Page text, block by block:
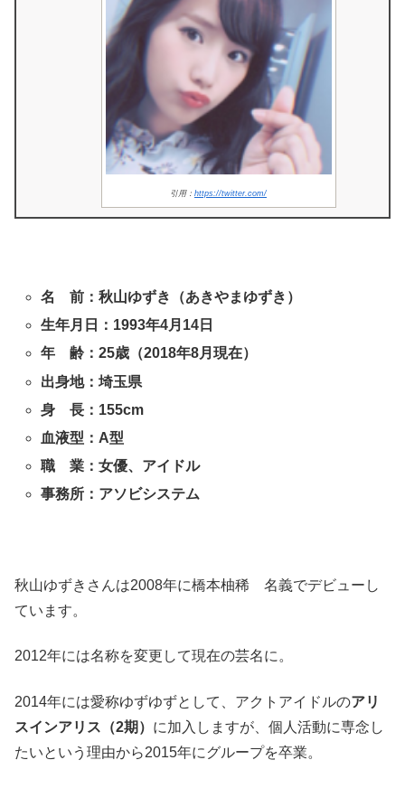
引用： https://twitter.com/
名 前：秋山ゆずき（あきやまゆずき）
生年月日：1993年4月14日
年 齢：25歳（2018年8月現在）
出身地：埼玉県
身 長：155cm
血液型：A型
職 業：女優、アイドル
事務所：アソビシステム
秋山ゆずきさんは2008年に橋本柚稀 名義でデビューし
ています。
2012年には名称を変更して現在の芸名に。
2014年には愛称ゆずゆずとして、アクトアイドルのアリ
スインアリス（2期） に加入しますが、個人活動に専念し
たいという理由から2015年にグループを卒業。